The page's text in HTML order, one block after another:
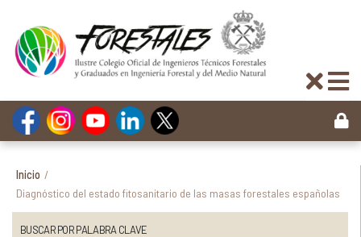
Inicio /
Diagnóstico del estado fitosanitario de las masas forestales españolas
BUSCAR POR PALABRA CLAVE